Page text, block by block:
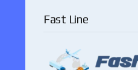
Fast Line